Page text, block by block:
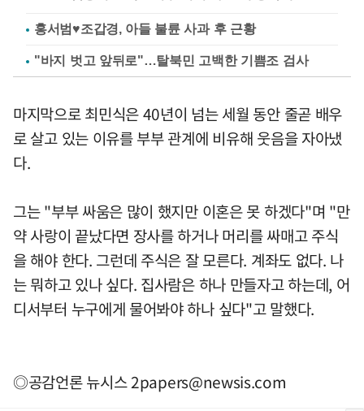
홍서범♥조갑경, 아들 불륜 사과 후 근황
"바지 벗고 앞뒤로"…탈북민 고백한 기쁨조 검사
마지막으로 최민식은 40년이 넘는 세월 동안 줄곧 배우
로 살고 있는 이유를 부부 관계에 비유해 웃음을 자아냈
다.
그는 "부부 싸움은 많이 했지만 이혼은 못 하겠다"며 "만
약 사랑이 끝났다면 장사를 하거나 머리를 싸매고 주식
을 해야 한다. 그런데 주식은 잘 모른다. 계좌도 없다. 나
는 뭐하고 있나 싶다. 집사람은 하나 만들자고 하는데, 어
디서부터 누구에게 물어봐야 하나 싶다"고 말했다.
◎공감언론 뉴시스2papers@newsis.com